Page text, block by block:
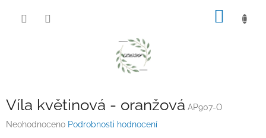
Víla květinová - oranžová AP907-O
Průměrné
Neohodnoceno Podrobnosti hodnocení